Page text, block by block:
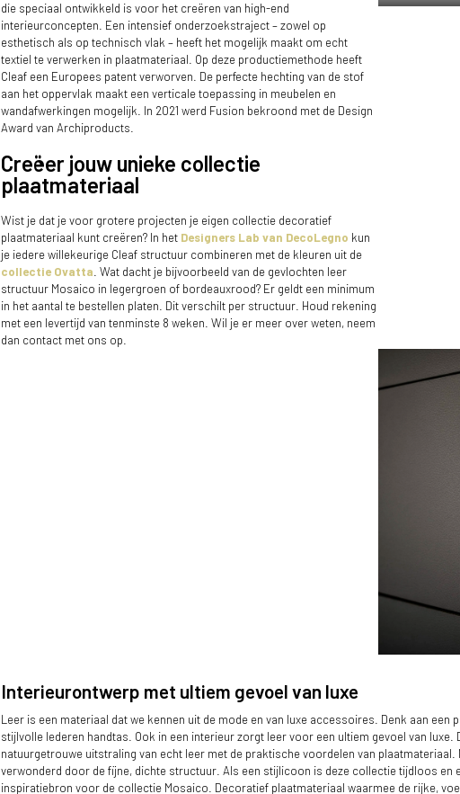
die speciaal ontwikkeld is voor het creëren van high-end
interieurconcepten. Een intensief onderzoekstraject – zowel op
esthetisch als op technisch vlak – heeft het mogelijk maakt om echt
textiel te verwerken in plaatmateriaal. Op deze productiemethode heeft
Cleaf een Europees patent verworven. De perfecte hechting van de stof
aan het oppervlak maakt een verticale toepassing in meubelen en
wandafwerkingen mogelijk. In 2021 werd Fusion bekroond met de Design
Award van Archiproducts.
Creëer jouw unieke collectie
plaatmateriaal
Wist je dat je voor grotere projecten je eigen collectie decoratief
plaatmateriaal kunt creëren? In het Designers Lab van DecoLegno kun
je iedere willekeurige Cleaf structuur combineren met de kleuren uit de
collectie Ovatta. Wat dacht je bijvoorbeeld van de gevlochten leer
structuur Mosaico in legergroen of bordeauxrood? Er geldt een minimum
in het aantal te bestellen platen. Dit verschilt per structuur. Houd rekening
met een levertijd van tenminste 8 weken. Wil je er meer over weten, neem
dan contact met ons op.
De
Interieurontwerp met ultiem gevoel van luxe
Leer is een materiaal dat we kennen uit de mode en van luxe accessoires. Denk aan
stijlvolle lederen handtas. Ook in een interieur zorgt leer voor een ultiem gevoel van
natuurgetrouwe uitstraling van echt leer met de praktische voordelen van
verwonderd door de fijne, dichte structuur. Als een stijlicoon is deze collectie tijdloos en
inspiratiebron voor de collectie Mosaico. Decoratief plaatmateriaal waarmee de rijke,